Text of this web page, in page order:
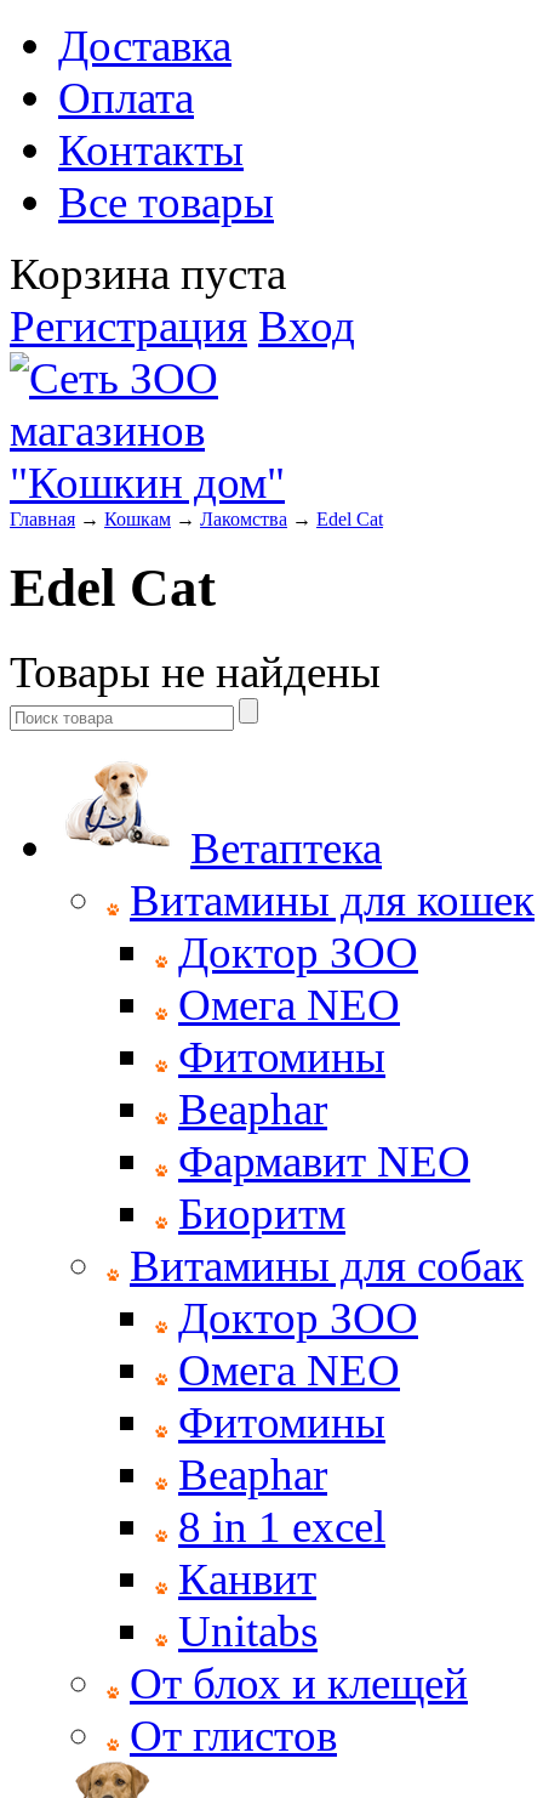
Доставка
Оплата
Контакты
Все товары
Корзина пуста
Регистрация Вход
Главная → Кошкам → Лакомства → Edel Cat
Edel Cat
Товары не найдены
Ветаптека
Витамины для кошек
Доктор ЗОО
Омега NEO
Фитомины
Beaphar
Фармавит NEO
Биоритм
Витамины для собак
Доктор ЗОО
Омега NEO
Фитомины
Beaphar
8 in 1 excel
Канвит
Unitabs
От блох и клещей
От глистов